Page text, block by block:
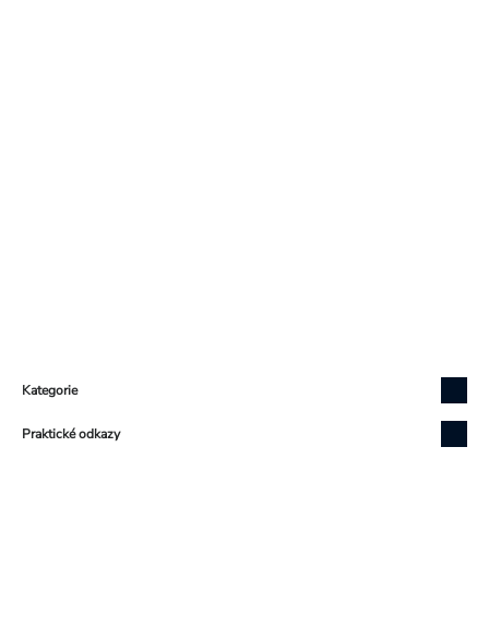
Kategorie
Praktické odkazy